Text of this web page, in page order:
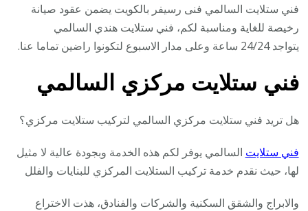
فني ستلايت السالمي فنى رسيفر بالكويت يضمن عقود صيانة
رخيصة للغاية ومناسبة لكم، فني ستلايت هندي السالمي
يتواجد 24/24 ساعة وعلى مدار الاسبوع لتكونوا راضين تماما عنا.
فني ستلايت مركزي السالمي
هل تريد فني ستلايت مركزي السالمي لتركيب ستلايت مركزي؟
فني ستلايت السالمي يوفر لكم هذه الخدمة وبجودة عالية لا مثيل
لها، حيث نقدم خدمة تركيب الستلايت المركزي للبنايات والفلل
والابراج والشقق السكنية والشركات والفنادق، هذت الاختراع